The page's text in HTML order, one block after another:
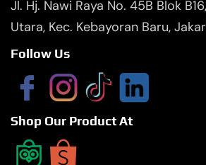
Jl. Hj. Nawi Raya No. 45B Blok
Utara, Kec. Kebayoran Baru,
Follow Us
Shop Our Product At